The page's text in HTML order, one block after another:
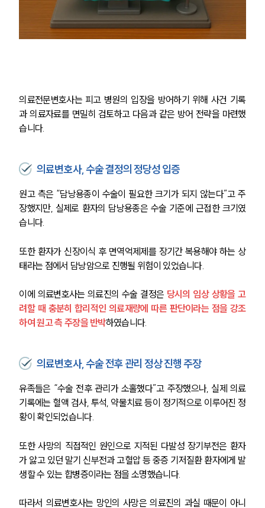
의료전문변호사는 피고 병원의 입장을 방어하기 위해 사건 기록
과 의료자료를 면밀히 검토하고 다음과 같은 방어 전략을 마련했
습니다.
의료변호사, 수술 결정의 정당성 입증
원고 측은 “담낭용종이 수술이 필요한 크기가 되지 않는다”고 주
장했지만, 실제로 환자의 담낭용종은 수술 기준에 근접한 크기였
습니다.
또한 환자가 신장이식 후 면역억제제를 장기간 복용해야 하는 상
태라는 점에서 담낭암으로 진행될 위험이 있었습니다.
이에 의료변호사는 의료진의 수술 결정은 당시의 임상 상황을 고
려할 때 충분히 합리적인 의료재량에 따른 판단이라는 점을 강조
하여 원고 측 주장을 반박하였습니다.
의료변호사, 수술 전후 관리 정상 진행 주장
유족들은 “수술 전후 관리가 소홀했다”고 주장했으나, 실제 의료
기록에는 혈액 검사, 투석, 약물치료 등이 정기적으로 이루어진 정
황이 확인되었습니다.
또한 사망의 직접적인 원인으로 지적된 다발성 장기부전은 환자
가 앓고 있던 말기 신부전과 고혈압 등 중증 기저질환 환자에게 발
생할 수 있는 합병증이라는 점을 소명했습니다.
따라서 의료변호사는 망인의 사망은 의료진의 과실 때문이 아니